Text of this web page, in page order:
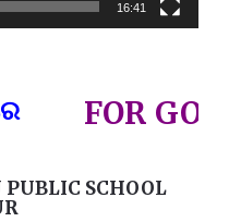
16:41
GOVT
SCHOOL